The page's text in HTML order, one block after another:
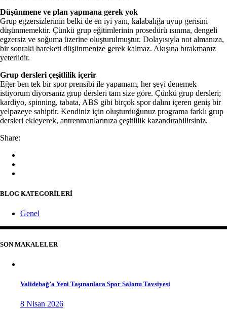
Düşünmene ve plan yapmana gerek yok
Grup egzersizlerinin belki de en iyi yanı, kalabalığa uyup gerisini
düşünmemektir. Çünkü grup eğitimlerinin prosedürü ısınma, dengeli
egzersiz ve soğuma üzerine oluşturulmuştur. Dolayısıyla not almanıza,
bir sonraki hareketi düşünmenize gerek kalmaz. Akışına bırakmanız
yeterlidir.
Grup dersleri çeşitlilik içerir
Eğer ben tek bir spor prensibi ile yapamam, her şeyi denemek
istiyorum diyorsanız grup dersleri tam size göre. Çünkü grup dersleri;
kardiyo, spinning, tabata, ABS gibi birçok spor dalını içeren geniş bir
yelpazeye sahiptir. Kendiniz için oluşturduğunuz programa farklı grup
dersleri ekleyerek, antrenmanlarınıza çeşitlilik kazandırabilirsiniz.
Share:
BLOG KATEGORİLERİ
Genel
SON MAKALELER
Validebağ’a Yeni Taşınanlara Spor Salonu Tavsiyesi
8 Nisan 2026